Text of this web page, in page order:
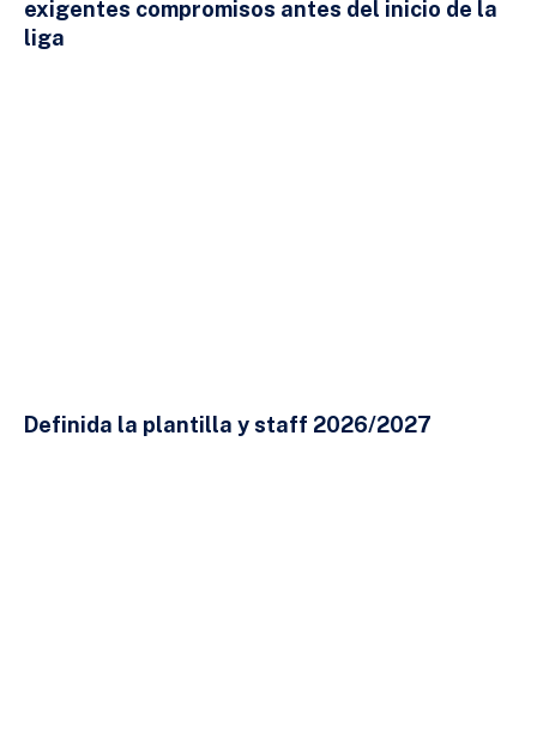
exigentes compromisos antes del inicio de la
liga
Definida la plantilla y staff 2026/2027